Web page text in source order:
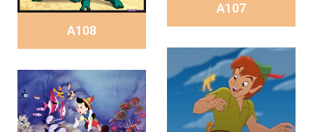
A107
A108